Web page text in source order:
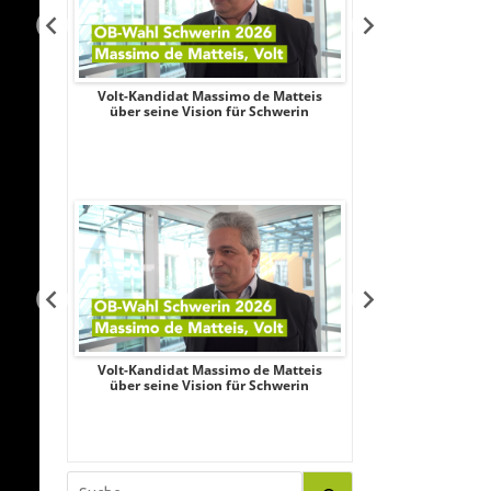
Volt-Kandidat Massimo de Matteis
über seine Vision für Schwerin
Volt-Kandidat Massimo de Matteis
über seine Vision für Schwerin